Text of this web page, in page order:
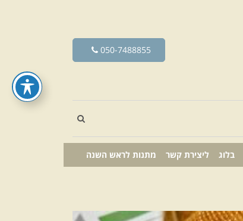
050-7488855
בלוג ליצירת קשר
מתנות לראש השנה